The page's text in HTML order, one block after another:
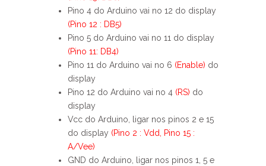
Pino 4 do Arduino vai no 12 do display
(Pino 12 : DB5)
Pino 5 do Arduino vai no 11 do display
(Pino 11: DB4)
Pino 11 do Arduino vai no 6 (Enable) do
display
Pino 12 do Arduino vai no 4 (RS) do
display
Vcc do Arduino, ligar nos pinos 2 e 15
do display (Pino 2 : Vdd, Pino 15 :
A/Vee)
GND do Arduino, ligar nos pinos 1, 5 e